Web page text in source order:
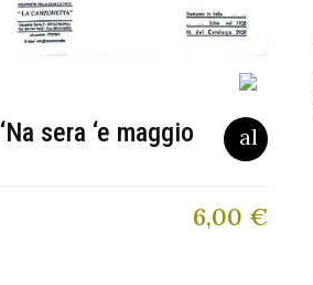
‘Na sera ‘e maggio
6,00 €